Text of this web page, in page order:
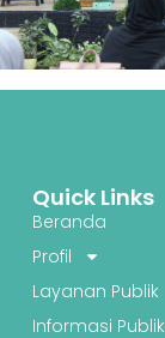
Quick Links
Beranda
Profil
Layanan Publik
Informasi Publik